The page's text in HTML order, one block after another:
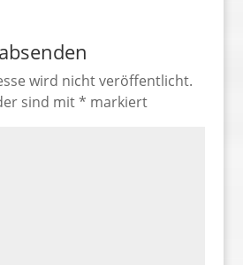
wird nicht veröffentlicht.
sind mit* markiert